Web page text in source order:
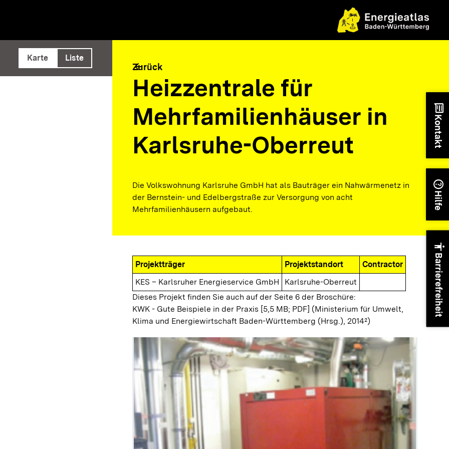
ausführen
Karte Liste
arrow_back
Zurück
Heizzentrale für
Mehrfamilienhäuser in
Karlsruhe-Oberreut
Die Volkswohnung Karlsruhe GmbH hat als Bauträger ein Nahwärmenetz in
der Bernstein- und Edelbergstraße zur Versorgung von acht
Mehrfamilienhäusern aufgebaut.
Projektträger Projektstandort
Contractor
KES – Karlsruher Energieservice GmbH
Karlsruhe-Oberreut
Dieses Projekt finden Sie auch auf der Seite 6 der Broschüre:
KWK - Gute Beispiele in der Praxis [5,5 MB; PDF] (Ministerium für Umwelt,
Klima und Energiewirtschaft Baden-Württemberg (Hrsg.), 2014²)
chat
Kontakt
help
Hilfe
accessibility
Barrierefreiheit